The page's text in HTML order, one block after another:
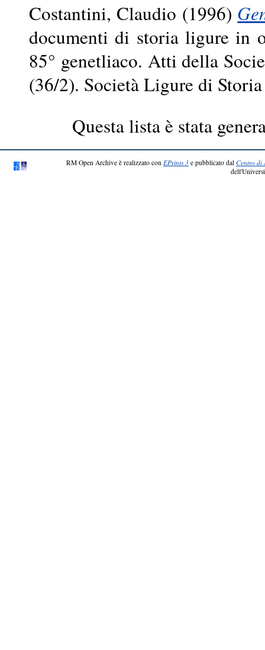
Costantini, Claudio (1996)
documenti di storia ligure in
85° genetliaco. Atti della
(36/2). Società Ligure di
Questa lista è stata
RM Open Archive è realizzato con EPrints 3 e pubblicato dal Centro di